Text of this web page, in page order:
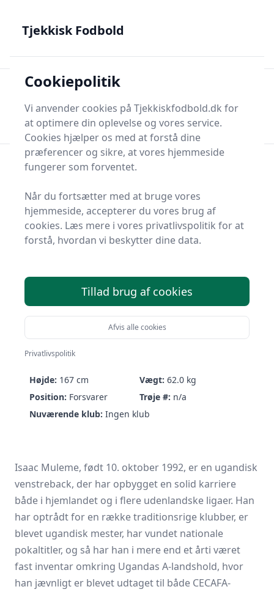
dansk
Søg nu
Isaac Muleme
Højde: 167 cm Vægt: 62.0 kg
Position: Forsvarer Trøje #: n/a
Nuværende klub: Ingen klub
Isaac Muleme, født 10. oktober 1992, er en ugandisk
venstreback, der har opbygget en solid karriere
både i hjemlandet og i flere udenlandske ligaer. Han
har optrådt for en række traditionsrige klubber, er
blevet ugandisk mester, har vundet nationale
pokaltitler, og så har han i mere end et årti været
fast inventar omkring Ugandas A-landshold, hvor
han jævnligt er blevet udtaget til både CECAFA-
Tjekkisk Fodbold
Cookiepolitik
Vi anvender cookies på Tjekkiskfodbold.dk for
at optimere din oplevelse og vores service.
Cookies hjælper os med at forstå dine
præferencer og sikre, at vores hjemmeside
fungerer som forventet.
Når du fortsætter med at bruge vores
hjemmeside, accepterer du vores brug af
cookies. Læs mere i vores privatlivspolitik for at
forstå, hvordan vi beskytter dine data.
Tillad brug af cookies
Afvis alle cookies
Privatlivspolitik